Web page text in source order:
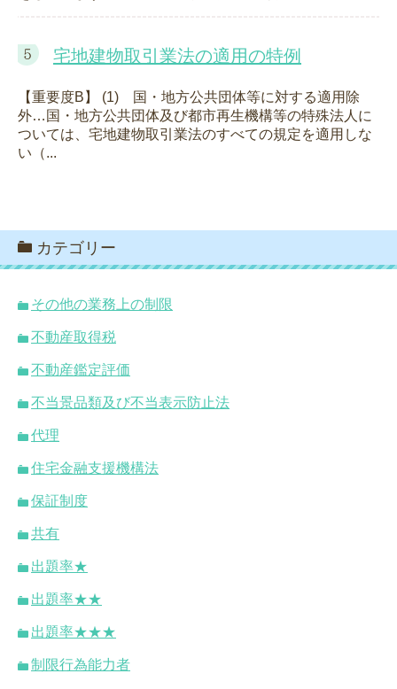
宅地建物取引業法の適用の特例
【重要度B】 (1) 国・地方公共団体等に対する適用除
外…国・地方公共団体及び都市再生機構等の特殊法人に
ついては、宅地建物取引業法のすべての規定を適用しな
い（...
カテゴリー
その他の業務上の制限
不動産取得税
不動産鑑定評価
不当景品類及び不当表示防止法
代理
住宅金融支援機構法
保証制度
共有
出題率★
出題率★★
出題率★★★
制限行為能力者